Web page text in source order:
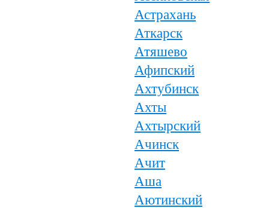
Астрахань
Аткарск
Атяшево
Афипский
Ахтубинск
Ахты
Ахтырский
Ачинск
Ачит
Аша
Аютинский